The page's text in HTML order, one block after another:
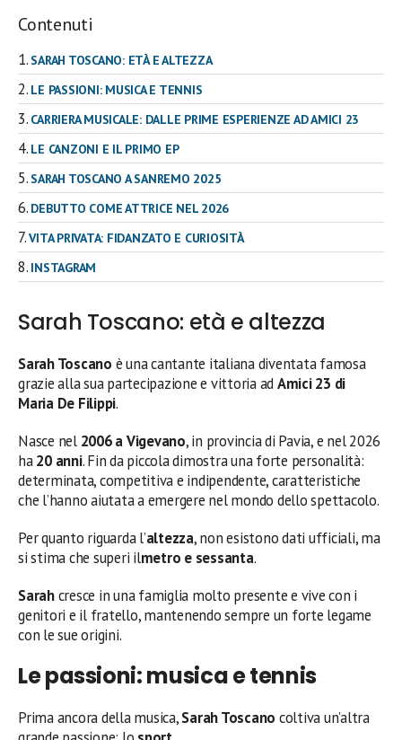
Contenuti
SARAH TOSCANO: ETÀ E ALTEZZA
LE PASSIONI: MUSICA E TENNIS
CARRIERA MUSICALE: DALLE PRIME ESPERIENZE AD AMICI 23
LE CANZONI E IL PRIMO EP
SARAH TOSCANO A SANREMO 2025
DEBUTTO COME ATTRICE NEL 2026
VITA PRIVATA: FIDANZATO E CURIOSITÀ
INSTAGRAM
Sarah Toscano: età e altezza
Sarah Toscano è una cantante italiana diventata famosa
grazie alla sua partecipazione e vittoria adAmici 23 di
Maria De Filippi.
Nasce nel 2006 a Vigevano, in provincia di Pavia, e nel 2026
ha20 anni. Fin da piccola dimostra una forte personalità:
determinata, competitiva e indipendente, caratteristiche
che l’hanno aiutata a emergere nel mondo dello spettacolo.
Per quanto riguarda l’altezza, non esistono dati ufficiali, ma
si stima che superi ilmetro e sessanta.
Sarahcresce in una famiglia molto presente e vive con i
genitori e il fratello, mantenendo sempre un forte legame
con le sue origini.
Le passioni: musica e tennis
Prima ancora della musica,Sarah Toscano coltiva un’altra